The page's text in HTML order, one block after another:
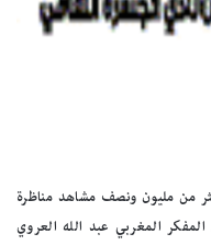
من مليون ونصف مشاهد مناظرة
المغربي عبد الله العروي